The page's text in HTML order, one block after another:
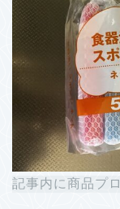
記事内に商品プ